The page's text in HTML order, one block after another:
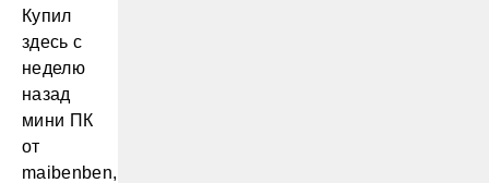
Купил
здесь с
неделю
назад
мини ПК
от
maibenben,